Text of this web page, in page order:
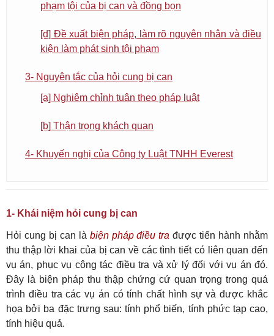
phạm tội của bị can và đồng bọn
[d] Đề xuất biện pháp, làm rõ nguyên nhân và điều
kiện làm phát sinh tội phạm
3- Nguyên tắc của hỏi cung bị can
[a] Nghiêm chỉnh tuân theo pháp luật
[b] Thận trọng khách quan
4- Khuyến nghị của Công ty Luật TNHH Everest
1- Khái niệm hỏi cung bị can
Hỏi cung bị can là biện pháp điều tra được tiến hành nhằm
thu thập lời khai của bị can về các tình tiết có liên quan đến
vụ án, phục vụ công tác điều tra và xử lý đối với vụ án đó.
Đây là biện pháp thu thập chứng cứ quan trọng trong quá
trình điều tra các vụ án có tính chất hình sự và được khắc
họa bởi ba đặc trưng sau: tính phổ biến, tính phức tạp cao,
tính hiệu quả.